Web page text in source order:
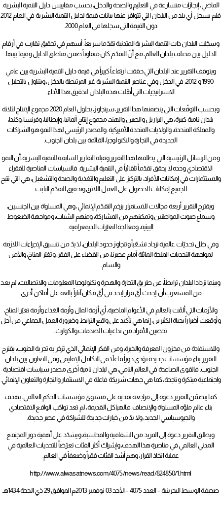
الماضي، إنجازات متسارعة في التعليم والصحة والدخل، بحسب مقاييس دليل التنمية البشرية.
فلم يسجل أي بلد من البلدان التي تتوافر عنها بيانات قيمة لدليل التنمية البشرية في العام 2012
دون القيمة التي سجلها في العام 2000.
وسجّلت البلدان ذات التنمية البشرية المتدنية تقدّما سريعاً، أسهم في تحقيق تقارب في أرقام
الدليل بين مختلف بلدان العالم، مع أنّ التقدّم كان متفاوتاً ضمن مناطق الدليل وفيما بينها.
ويتوقف التقرير عند البلدان التي حققت ارتفاعاً كبيراً في قيمة دليل التنمية البشرية بين عامي
1990 و 2012، في الدخل وفي عناصر التنمية البشرية غير المرتبطة بالدخل، ويتناول بالتحليل
الاستراتيجيات التي أهّلت هذه البلدان لتحقيق هذا الأداء.
وبحسب التوقّعات التي يتضمنها هذا التقرير، سيتجاوز، بحلول العام 2020 مجموع الإنتاج لثلاثة
بلدان نامية كبيرة، هي البرازيل والصين والهند، مجموع إنتاج ألمانيا، وإيطاليا، وفرنسا، وكندا،
والمملكة المتحدة، والولايات المتحدة الأميركية. والمصدر الرئيسي لهذا النمو هو الشراكات
الجديدة في التجارة والتكنولوجيا، القائمة بين بلدان الجنوب.
ومن الرسائل الرئيسية التي يطلقها هذا التقرير وقبله التقارير السابقة للتنمية البشرية، أن النمو
الاقتصادي وحده لا يحقق تقدّماً تلقائياً في التنمية البشرية. فالسياسات المناصرة للفقراء
والاستثمارات في إمكانات الأفراد، بالتركيز على التعليم والتغذية والصحة والتشغيل، هي التي تتيح
للجميع إمكانات الحصول على العمل اللائق وتحقيق التقدّم الثابت.
ويقترح التقرير أربعة مجالات للاستمرار بزخم التقدّم الإنمائي، وهي المساواة بين الجنسين،
وسماع صوت المواطنين وتمكينهم من المشاركة، ومنهم الشباب، ومواجهة الضغوط
البيئية، ومعالجة التغيّرات الديمغرافية.
وفي ظل تحديّات عالمية تزداد تشعّباً وتتجاوز حدود البلدان، لا بدّ من تنسيق الإجراءات اللازمة
لمواجهة التحديات الملحة الماثلة أمام عصرنا، من القضاء على الفقر، وتغيّر المناخ، والأمن
والسام.
وبينما تزداد البلدان ترابطاً، عن طريق التجارة والهجرة وتكنولوجيا المعلومات والاتصالات، لم يعد
من المستغرب أن يُحدث أيّ قرار يُتخذ في أيّ مكان آثاراً بالغة على أماكن أخرى.
والأزمات التي ألمّت بالعالم في الأعوام الماضية، أي أزمة المال وأزمة الغذاء وأزمة تغيّر المناخ،
وأوقعت أضراراً بحياة الكثيرين، إنما هي تأكيد على واقع الترابط وضرورة العمل الجماعي من أجل
تحصين الأفراد من تداعيات الصدمات والكوارث.
وللاستفادة من مخزون المعرفة والخبرة، ومن الفكر الإنمائي الذي تزخر به تجربة الجنوب، يقترح
التقرير بناء مؤسسات جديدة تؤدي دوراً فاعلاً في التكامل الإقليمي وفي التعاون بين بلدان
الجنوب. فالقوى الصاعدة في العالم النامي، هي لبلدان نامية أخرى مصدر سياسات اقتصادية
واجتماعية مبتكرة وناجحة، كما هي جهات شريكة فاعلة في الاستثمار والتجارة والتعاون الإنمائي.
كما يتضمّن التقرير دعوة إلى مراجعة نقدية على مستوى مؤسسات الحكم العالمي، بهدف
بناء عالم ملؤه المساواة والإنصاف. فالهياكل القديمة، لم تعد تواكب الواقع الاقتصادي
والجيوسياسي الجديد، ولا بدّ من خيارات جديدة للشراكة في عصر جديدة.
ويطلق التقرير دعوة إلى المزيد من الشفافية والمحاسبة، ويشدّد على أهمية دور المجتمع
المدني العالمي في مناصرة هذا الهدف، وإشراك أكثر الفئات تعرّضاً للتحديات العالمية في
عملية اتخاذ القرار، وهم أشد الفئات فقراً وضعفاً في العالم.
http://www.alwasatnews.com/4075/news/read/824850/1.html
صحيفة الوسط البحرينية – العدد 4075 – الأحد 03 نوفمبر 2013م الموافق 29 ذي الحجة 1434هـ